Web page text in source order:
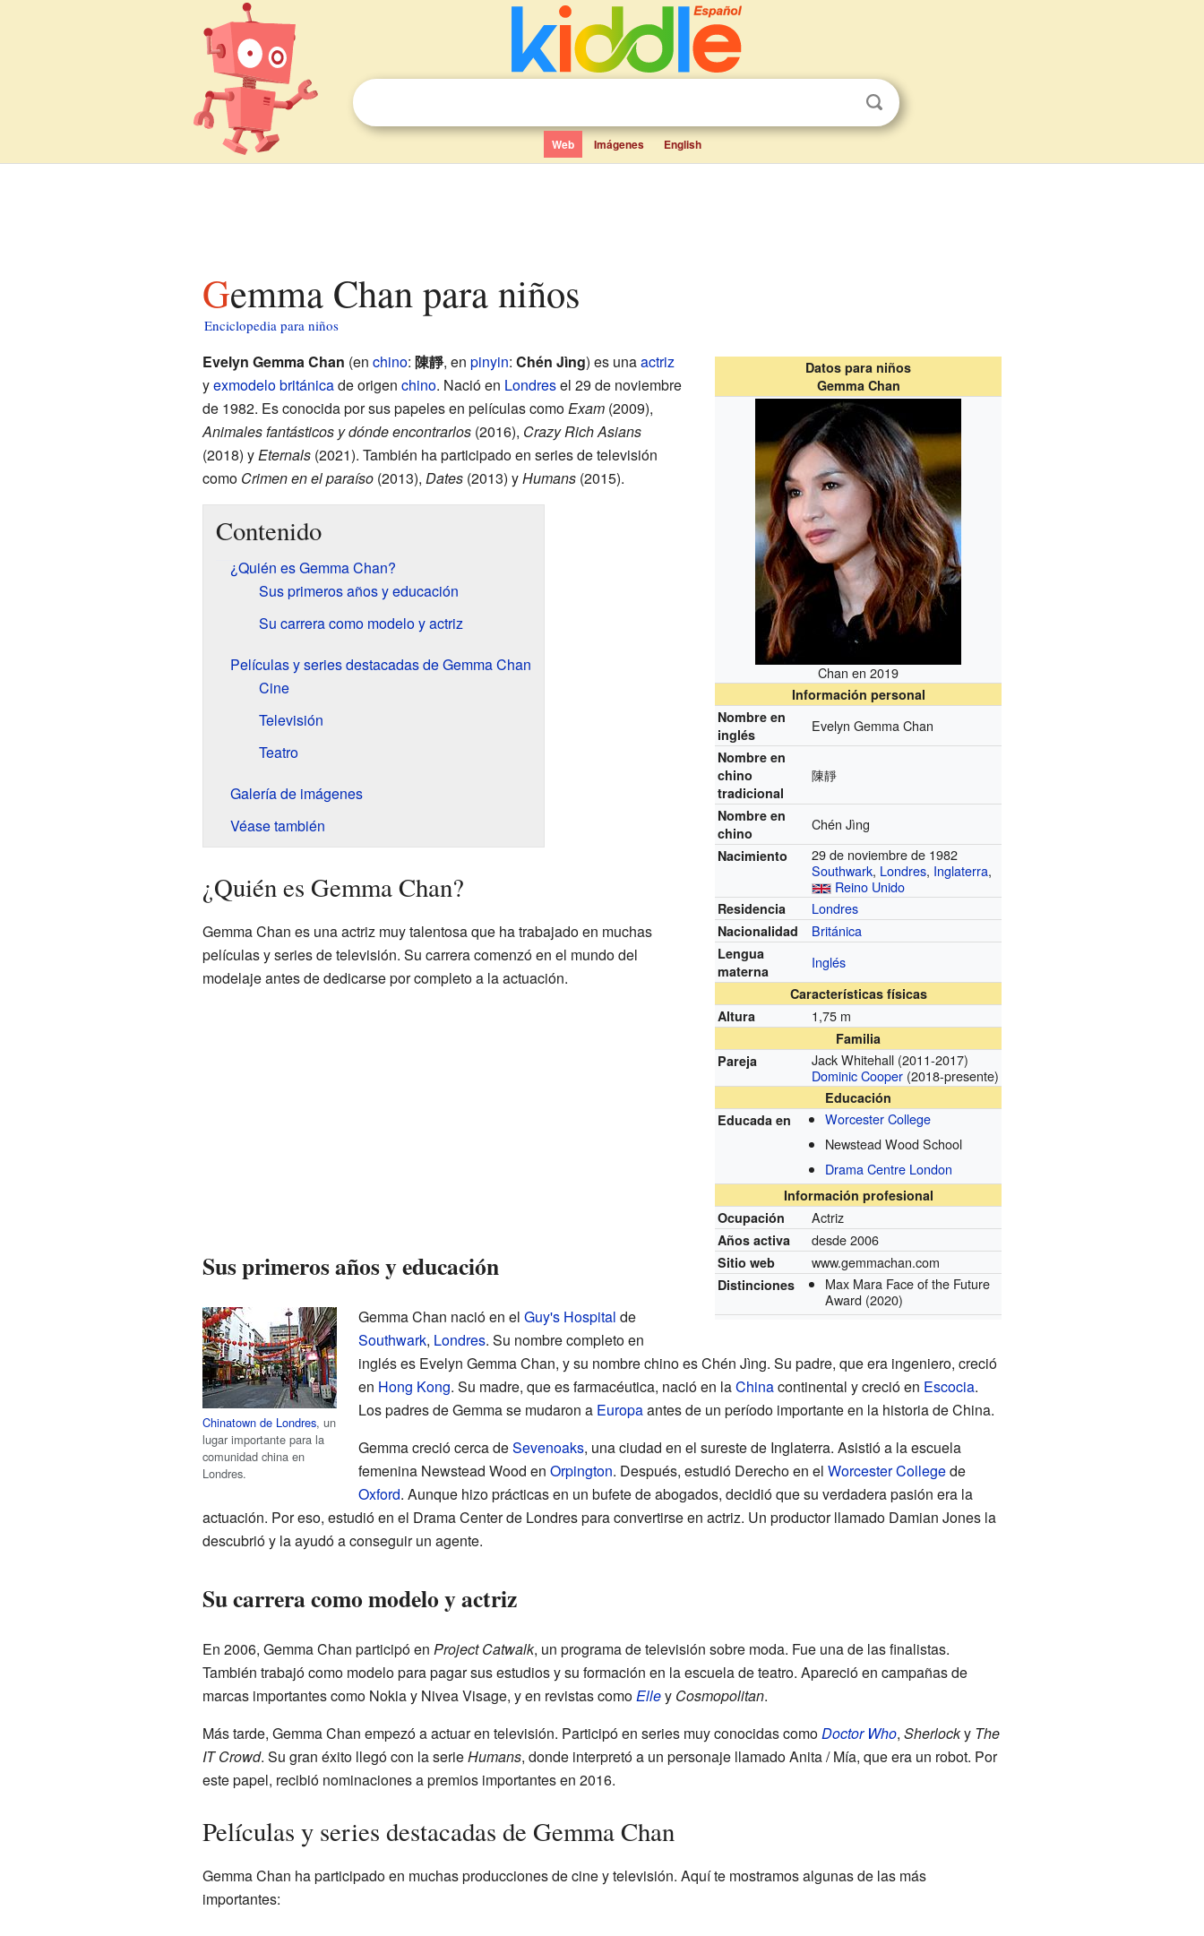
Web Imágenes English
Gemma Chan para niños
Enciclopedia para niños
Datos para niños
Gemma Chan
Chan en 2019
Información personal
Nombre en
inglés
Evelyn Gemma Chan
Nombre en
chino
tradicional
陳靜
Nombre en
chino
Chén Jìng
Nacimiento
29 de noviembre de 1982
Southwark, Londres, Inglaterra,
Reino Unido
Residencia Londres
Nacionalidad Británica
Lengua
materna
Inglés
Características físicas
Altura
1,75 m
Familia
Pareja
Jack Whitehall (2011-2017)
Dominic Cooper (2018-presente)
Educación
Educada en
Worcester College
Newstead Wood School
Drama Centre London
Información profesional
Ocupación
Actriz
Años activa desde 2006
Sitio web www.gemmachan.com
Distinciones
Max Mara Face of the Future
Award (2020)
Evelyn Gemma Chan (en chino: 陳靜, en pinyin: Chén Jìng) es unaactriz
yexmodelobritánicade origen chino. Nació en Londresel 29 de noviembre
de 1982. Es conocida por sus papeles en películas comoExam(2009),
Animales fantásticos y dónde encontrarlos(2016), Crazy Rich Asians
(2018) yEternals(2021). También ha participado en series de televisión
como Crimen en el paraíso(2013), Dates(2013) yHumans(2015).
Contenido
¿Quién es Gemma Chan?
Sus primeros años y educación
Su carrera como modelo y actriz
Películas y series destacadas de Gemma Chan
Cine
Televisión
Teatro
Galería de imágenes
Véase también
¿Quién es Gemma Chan?
Gemma Chan es una actriz muy talentosa que ha trabajado en muchas
películas y series de televisión. Su carrera comenzó en el mundo del
modelaje antes de dedicarse por completo a la actuación.
Sus primeros años y educación
Chinatown de Londres, un
lugar importante para la
comunidad china en
Londres.
Gemma Chan nació en el Guy's Hospital de
Southwark, Londres. Su nombre completo en
inglés es Evelyn Gemma Chan, y su nombre chino es Chén Jìng. Su padre, que era ingeniero, creció
en Hong Kong. Su madre, que es farmacéutica, nació en laChinacontinental y creció en Escocia.
Los padres de Gemma se mudaron a Europaantes de un período importante en la historia de China.
Gemma creció cerca deSevenoaks, una ciudad en el sureste de Inglaterra. Asistió a la escuela
femenina Newstead Wood en Orpington. Después, estudió Derecho en el Worcester Collegede
Oxford. Aunque hizo prácticas en un bufete de abogados, decidió que su verdadera pasión era la
actuación. Por eso, estudió en el Drama Center de Londres para convertirse en actriz. Un productor llamado Damian Jones la
descubrió y la ayudó a conseguir un agente.
Su carrera como modelo y actriz
En 2006, Gemma Chan participó en Project Catwalk, un programa de televisión sobre moda. Fue una de las finalistas.
También trabajó como modelo para pagar sus estudios y su formación en la escuela de teatro. Apareció en campañas de
marcas importantes como Nokia y Nivea Visage, y en revistas comoElley Cosmopolitan.
Más tarde, Gemma Chan empezó a actuar en televisión. Participó en series muy conocidas comoDoctor Who, Sherlocky The
IT Crowd. Su gran éxito llegó con la serieHumans, donde interpretó a un personaje llamado Anita / Mía, que era un robot. Por
este papel, recibió nominaciones a premios importantes en 2016.
Películas y series destacadas de Gemma Chan
Gemma Chan ha participado en muchas producciones de cine y televisión. Aquí te mostramos algunas de las más
importantes: